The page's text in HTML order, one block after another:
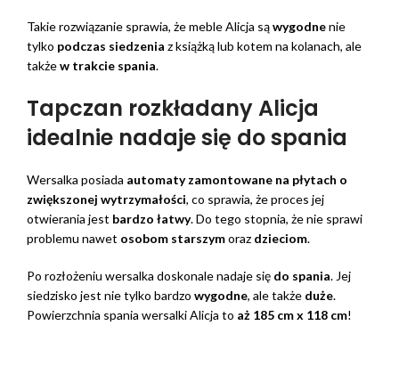
Takie rozwiązanie sprawia, że meble Alicja sąwygodnenie
tylko podczas siedzenia z książką lub kotem na kolanach, ale
takżew trakcie spania.
Tapczan rozkładany Alicja
idealnie nadaje się do spania
Wersalka posiada automaty zamontowane na płytach o
zwiększonej wytrzymałości, co sprawia, że proces jej
otwierania jest bardzo łatwy. Do tego stopnia, że nie sprawi
problemu nawet osobom starszymoraz dzieciom.
Po rozłożeniu wersalka doskonale nadaje się do spania. Jej
siedzisko jest nie tylko bardzo wygodne, ale także duże.
Powierzchnia spania wersalki Alicja to aż 185 cm x 118 cm!